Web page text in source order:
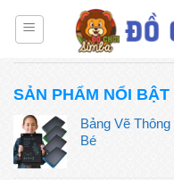
SẢN PHẨM NỔI BẬT
Bảng Vẽ
Bé